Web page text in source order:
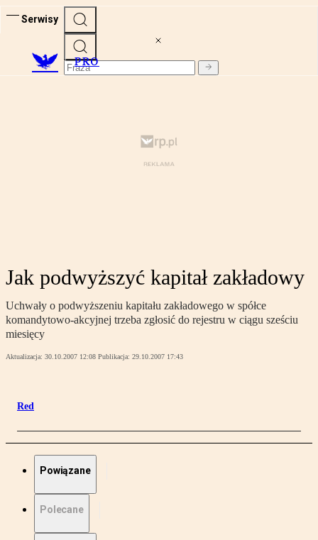
Serwisy
PRO
Jak podwyższyć kapitał zakładowy
Uchwały o podwyższeniu kapitału zakładowego w spółce
komandytowo-akcyjnej trzeba zgłosić do rejestru w ciągu sześciu
miesięcy
Aktualizacja: 30.10.2007 12:08 Publikacja: 29.10.2007 17:43
Red
Powiązane
Polecane